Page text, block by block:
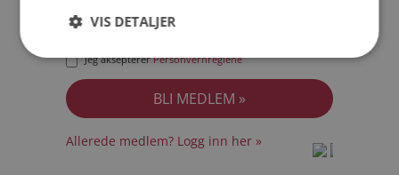
Jeg akseptererPersonvernreglene
Allerede medlem? Logg inn her »
VIS DETALJER